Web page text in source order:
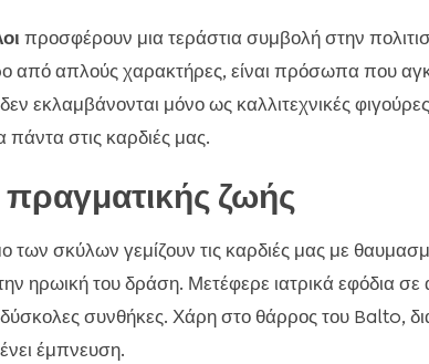
προσφέρουν μια τεράστια συμβολή στην
από απλούς χαρακτήρες, είναι πρόσωπα που
εκλαμβάνονται μόνο ως καλλιτεχνικές
πάντα στις καρδιές μας.
πραγματικής ζωής
των σκύλων γεμίζουν τις καρδιές μας με
ηρωική του δράση. Μετέφερε ιατρικά εφόδια
δύσκολες συνθήκες. Χάρη στο θάρρος του Balto,
έμπνευση.